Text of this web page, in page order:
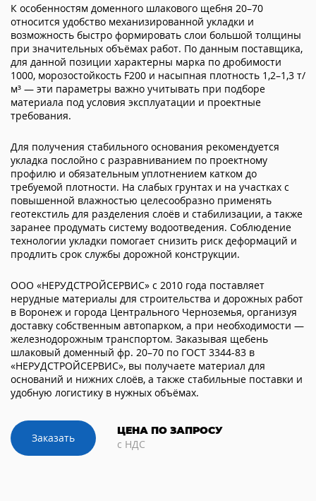
К особенностям доменного шлакового щебня 20–70
относится удобство механизированной укладки и
возможность быстро формировать слои большой толщины
при значительных объёмах работ. По данным поставщика,
для данной позиции характерны марка по дробимости
1000, морозостойкость F200 и насыпная плотность 1,2–1,3 т/
м³ — эти параметры важно учитывать при подборе
материала под условия эксплуатации и проектные
требования.
Для получения стабильного основания рекомендуется
укладка послойно с разравниванием по проектному
профилю и обязательным уплотнением катком до
требуемой плотности. На слабых грунтах и на участках с
повышенной влажностью целесообразно применять
геотекстиль для разделения слоёв и стабилизации, а также
заранее продумать систему водоотведения. Соблюдение
технологии укладки помогает снизить риск деформаций и
продлить срок службы дорожной конструкции.
ООО «НЕРУДСТРОЙСЕРВИС» с 2010 года поставляет
нерудные материалы для строительства и дорожных работ
в Воронеж и города Центрального Черноземья, организуя
доставку собственным автопарком, а при необходимости —
железнодорожным транспортом. Заказывая щебень
шлаковый доменный фр. 20–70 по ГОСТ 3344-83 в
«НЕРУДСТРОЙСЕРВИС», вы получаете материал для
оснований и нижних слоёв, а также стабильные поставки и
удобную логистику в нужных объёмах.
Заказать
ЦЕНА ПО ЗАПРОСУ
с НДС